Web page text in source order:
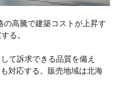
高騰で建築コストが上昇す
る。
て訴求できる品質を備え
対応する。販売地域は北海